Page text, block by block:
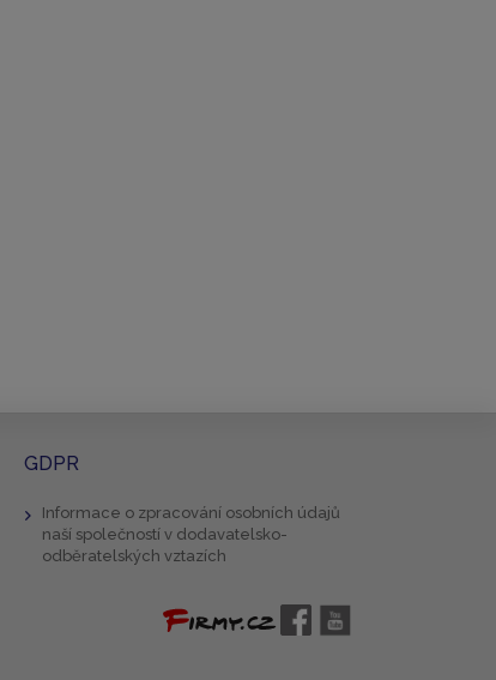
GDPR
Informace o zpracování osobních údajů
naší společností v dodavatelsko-
odběratelských vztazích